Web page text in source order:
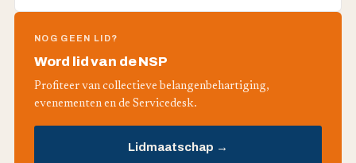
NOG GEEN LID?
Word lid van de NSP
Profiteer van collectieve belangenbehartiging,
evenementen en de Servicedesk.
Lidmaatschap →